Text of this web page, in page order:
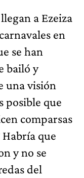
a Ezeiza
en
se han
bailó y
una visión
posible que
comparsas
Habría que
y no se
del